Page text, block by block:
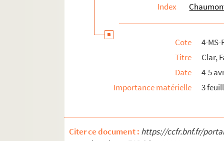
8-MS-FS-15-184. Séverine
8-MS-FS-15-185. Siegfried, Madame
4-MS-FS-15-0684. Thomas, Albert
8-MS-FS-15-186. Vibert, Paul-Théodore
8-MS-FS-15-187. Vaysse, F.
8-MS-FS-15-188. Correspondant non
Index
Cote
4-MS-
Titre
Clar,
Date
4-5
Importance matérielle
3
Citer ce document : https://ccfr.bnf.fr/